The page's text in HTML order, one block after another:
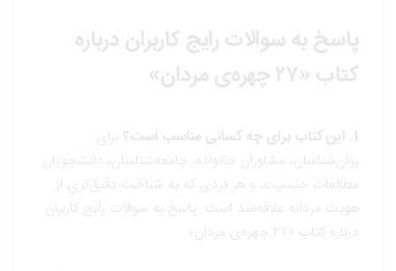
پاسخ به سوالات رایج کاربران درباره
کتاب «۲۷ چهره‌ی مردان»
برای
روان‌شناسان، مشاوران خانواده، جامعه‌شناسان، دانشجویان
مطالعات جنسیت، و هر فردی که به شناخت دقیق‌تری از
هویت مردانه علاقه‌مند است. پاسخ به سوالات رایج کاربران
درباره کتاب «۲۷ چهره‌ی مردان»